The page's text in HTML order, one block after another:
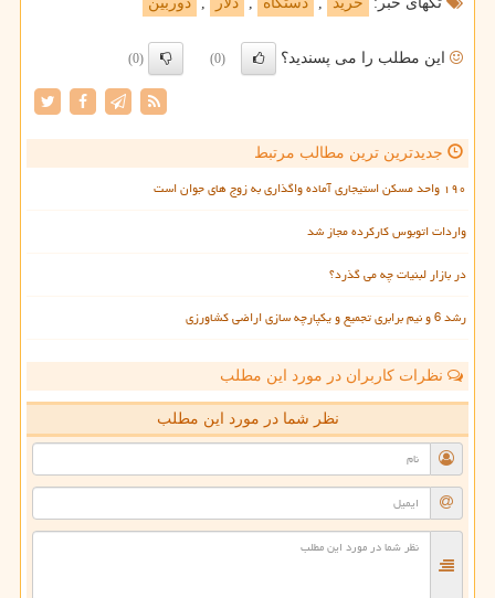
این مطلب را می پسندید؟ (0)
(0)
جدیدترین ترین مطالب مرتبط
۱۹۰ واحد مسکن استیجاری آماده واگذاری به زوج های جوان است
واردات اتوبوس کارکرده مجاز شد
در بازار لبنیات چه می گذرد؟
رشد 6 و نیم برابری تجمیع و یکپارچه سازی اراضی کشاورزی
نظرات کاربران در مورد این مطلب
نظر شما در مورد این مطلب